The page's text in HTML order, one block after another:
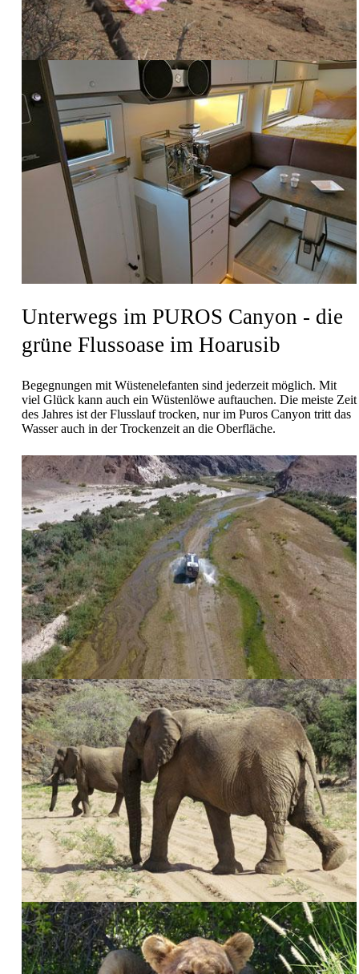
Unterwegs im PUROS Canyon - die
grüne Flussoase im Hoarusib
Begegnungen mit Wüstenelefanten sind jederzeit möglich. Mit
viel Glück kann auch ein Wüstenlöwe auftauchen. Die meiste Zeit
des Jahres ist der Flusslauf trocken, nur im Puros Canyon tritt das
Wasser auch in der Trockenzeit an die Oberfläche.